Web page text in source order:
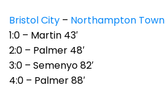
Bristol City – Northampton Town
1:0 – Martin 43′
2:0 – Palmer 48′
3:0 – Semenyo 82′
4:0 – Palmer 88′